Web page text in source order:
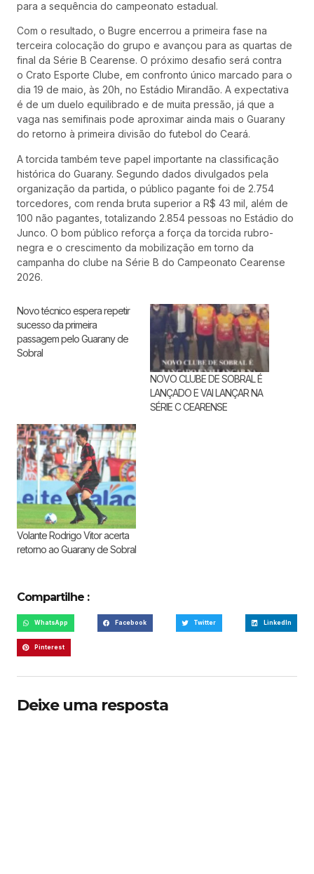
para a sequência do campeonato estadual.
Com o resultado, o Bugre encerrou a primeira fase na
terceira colocação do grupo e avançou para as quartas de
final da Série B Cearense. O próximo desafio será contra
o Crato Esporte Clube, em confronto único marcado para o
dia 19 de maio, às 20h, no Estádio Mirandão. A expectativa
é de um duelo equilibrado e de muita pressão, já que a
vaga nas semifinais pode aproximar ainda mais o Guarany
do retorno à primeira divisão do futebol do Ceará.
A torcida também teve papel importante na classificação
histórica do Guarany. Segundo dados divulgados pela
organização da partida, o público pagante foi de 2.754
torcedores, com renda bruta superior a R$ 43 mil, além de
100 não pagantes, totalizando 2.854 pessoas no Estádio do
Junco. O bom público reforça a força da torcida rubro-
negra e o crescimento da mobilização em torno da
campanha do clube na Série B do Campeonato Cearense
2026.
Novo técnico espera repetir
sucesso da primeira
passagem pelo Guarany de
Sobral
NOVO CLUBE DE SOBRAL É
LANÇADO E VAI LANÇAR NA
SÉRIE C CEARENSE
Volante Rodrigo Vitor acerta
retorno ao Guarany de Sobral
Compartilhe :
WhatsApp Facebook Twitter LinkedIn
Pinterest
Deixe uma resposta